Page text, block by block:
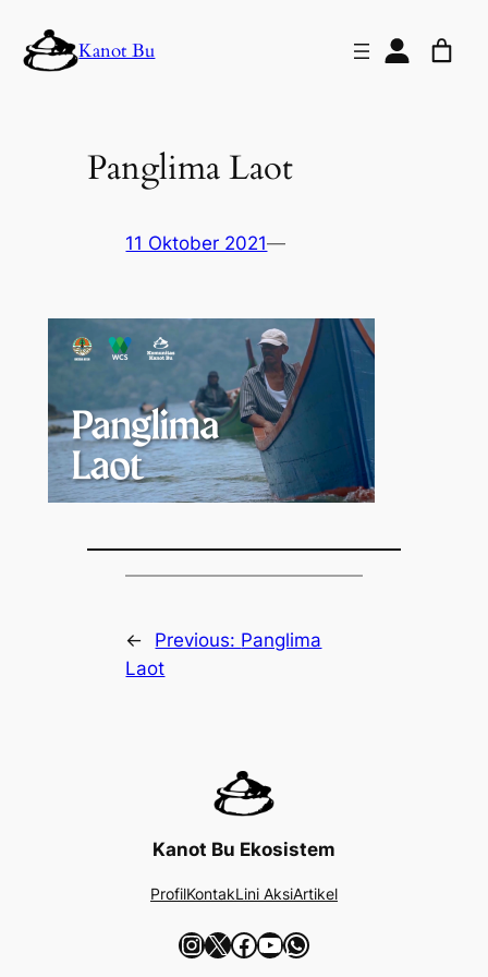
ke
konten
Kanot Bu
Panglima Laot
11 Oktober 2021—
← Previous: Panglima
Laot
Kanot Bu Ekosistem
ProfilKontakLini AksiArtikel
InstagramX Facebook YouTube WhatsApp